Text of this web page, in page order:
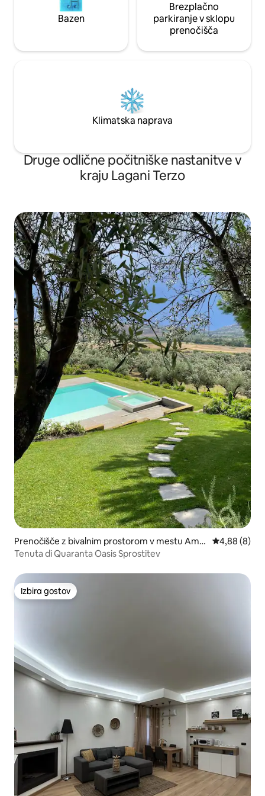
Bazen
Brezplačno
parkiranje v sklopu
prenočišča
Klimatska naprava
Druge odlične počitniške nastanitve v
kraju Lagani Terzo
Prenočišče z bivalnim prostorom v mestu Amar
oni
Povprečna
4,88 (8)
Tenuta di Quaranta Oasis Sprostitev
Izbira gostov
Izbira gostov